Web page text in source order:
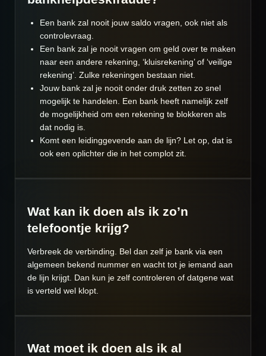
Een bank zal nooit jouw saldo vragen, ook niet als
controlevraag.
Een bank zal je nooit vragen om geld over te maken
naar een andere rekening, ‘kluisrekening’ of ‘veilige
rekening’. Zulke rekeningen bestaan niet.
Jouw bank zal je nooit onder druk zetten zo snel
mogelijk te handelen. Een bank heeft namelijk zelf
de mogelijkheid om een rekening te blokkeren als
dat nodig is.
Komt een leidinggevende aan de lijn? Let op, dat is
ook een oplichter die in het complot zit.
Wat kan ik doen als ik zo’n
telefoontje krijg?
Verbreek de verbinding. Bel dan zelf je bank via een
algemeen bekend nummer en wacht tot je iemand aan
de lijn krijgt. Dan kun je zelf controleren of datgene wat
is verteld wel klopt.
Wat moet ik doen als ik al